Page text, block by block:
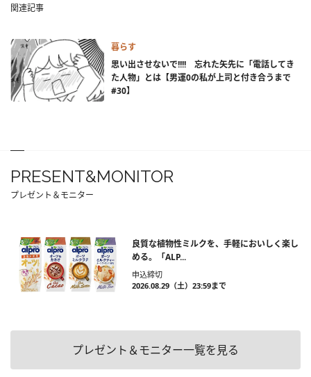
関連記事
暮らす
思い出させないで!!!! 忘れた矢先に「電話してき
た人物」とは【男運0の私が上司と付き合うまで
#30】
PRESENT&MONITOR
プレゼント＆モニター
良質な植物性ミルクを、手軽においしく楽し
める。「ALP...
申込締切
2026.08.29（土）23:59まで
プレゼント＆モニター一覧を見る